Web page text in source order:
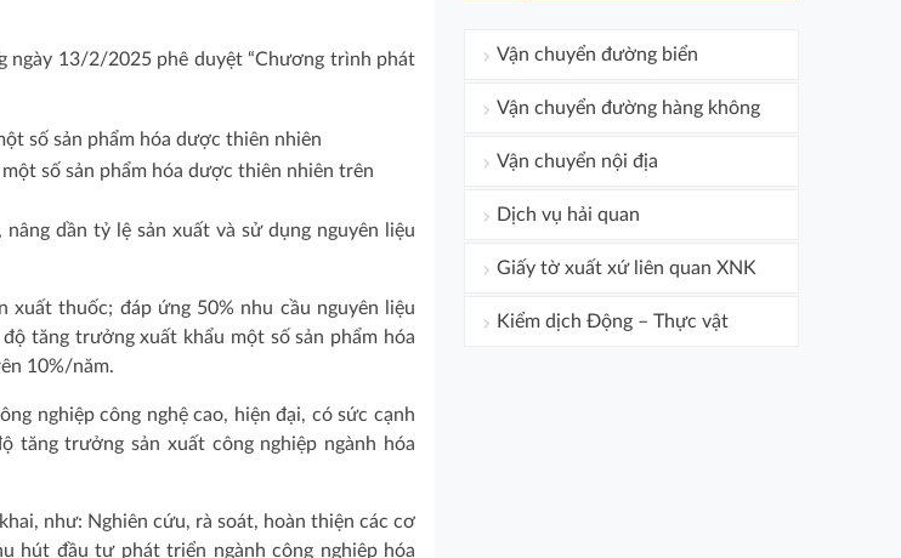
ngày 13/2/2025 phê duyệt “Chương trình phát
số sản phẩm hóa dược thiên nhiên trên
dần tỷ lệ sản xuất và sử dụng nguyên liệu
xuất thuốc; đáp ứng 50% nhu cầu nguyên liệu
tăng trưởng xuất khẩu một số sản phẩm hóa
10%/năm.
nghiệp công nghệ cao, hiện đại, có sức cạnh
tăng trưởng sản xuất công nghiệp ngành hóa
như: Nghiên cứu, rà soát, hoàn thiện các cơ
hút đầu tư phát triển ngành công nghiệp hóa
Vận chuyển đường biển
Vận chuyển đường hàng không
Vận chuyển nội địa
Dịch vụ hải quan
Giấy tờ xuất xứ liên quan XNK
Kiểm dịch Động – Thực vật